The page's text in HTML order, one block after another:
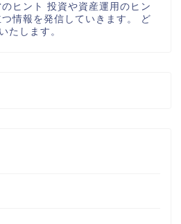
ヒント 投資や資産運用のヒン
つ情報を発信していきます。 ど
たします。